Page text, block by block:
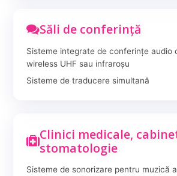
Săli de conferință
Sisteme integrate de conferințe audio
wireless UHF sau infraroșu
Sisteme de traducere simultană
Clinici medicale,
stomatologie
Sisteme de sonorizare pentru muzică